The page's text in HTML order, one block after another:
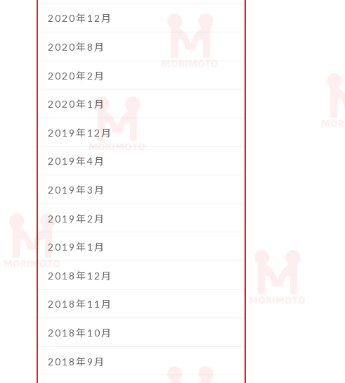
2020年12月
2020年8月
2020年2月
2020年1月
2019年12月
2019年4月
2019年3月
2019年2月
2019年1月
2018年12月
2018年11月
2018年10月
2018年9月